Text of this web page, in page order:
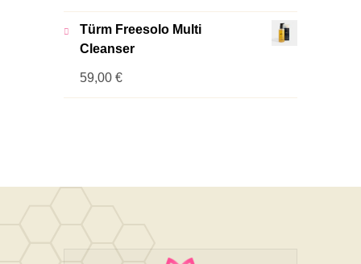
Türm Freesolo Multi
Cleanser
59,00 €